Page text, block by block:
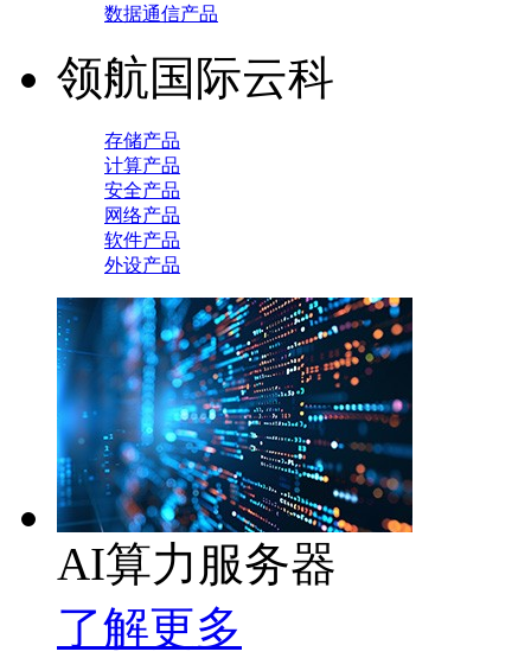
数据通信产品
领航国际云科
存储产品
计算产品
安全产品
网络产品
软件产品
外设产品
AI算力服务器
了解更多